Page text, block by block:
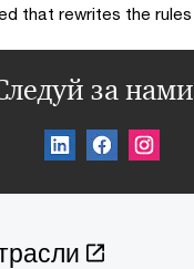
that rewrites the rules
за нами